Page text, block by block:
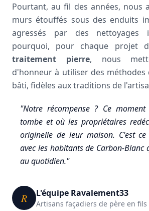
Pourtant, au fil des années, nous
murs étouffés sous des enduits
agressés par des nettoyages
pourquoi, pour chaque projet
traitement pierre, nous
d'honneur à utiliser des
bâti, fidèles aux traditions de
"Notre récompense ? Ce
tombe et où les propriétaires
originelle de leur maison. C'est
avec les habitants de Carbon-
au quotidien."
R L'équipe Ravalement33
Artisans façadiers de père en fils